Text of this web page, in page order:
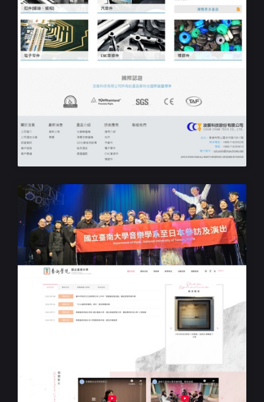
RWD響應式網站設計
浚展科技
學校學院網站設計